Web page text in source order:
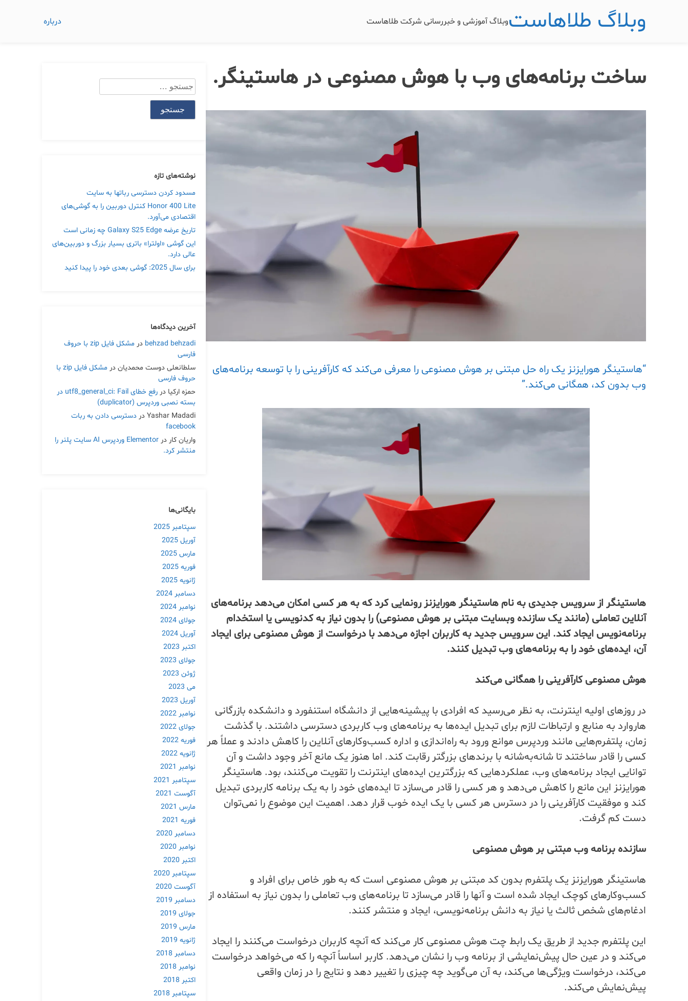
وبلاگ طلاهاستوبلاگ آموزشی و خبررسانی شرکت طلاهاست درباره
ساخت برنامه‌های وب با هوش مصنوعی در هاستینگر.
“هاستینگر هورایزنز یک راه حل مبتنی بر هوش مصنوعی را معرفی می‌کند که کارآفرینی را با توسعه برنامه‌های
وب بدون کد، همگانی می‌کند.”
هاستینگر از سرویس جدیدی به نام هاستینگر هورایزنز رونمایی کرد که به هر کسی امکان می‌دهد برنامه‌های
آنلاین تعاملی (مانند یک سازنده وبسایت مبتنی بر هوش مصنوعی) را بدون نیاز به کدنویسی یا استخدام
برنامه‌نویس ایجاد کند. این سرویس جدید به کاربران اجازه می‌دهد با درخواست از هوش مصنوعی برای ایجاد
آن، ایده‌های خود را به برنامه‌های وب تبدیل کنند.
هوش مصنوعی کارآفرینی را همگانی می‌کند
در روزهای اولیه اینترنت، به نظر می‌رسید که افرادی با پیشینه‌هایی از دانشگاه استنفورد و دانشکده بازرگانی
هاروارد به منابع و ارتباطات لازم برای تبدیل ایده‌ها به برنامه‌های وب کاربردی دسترسی داشتند. با گذشت
زمان، پلتفرم‌هایی مانند وردپرس موانع ورود به راه‌اندازی و اداره کسب‌وکارهای آنلاین را کاهش دادند و عملاً هر
کسی را قادر ساختند تا شانه‌به‌شانه با برندهای بزرگتر رقابت کند. اما هنوز یک مانع آخر وجود داشت و آن
توانایی ایجاد برنامه‌های وب، عملکردهایی که بزرگترین ایده‌های اینترنت را تقویت می‌کنند، بود. هاستینگر
هورایزنز این مانع را کاهش می‌دهد و هر کسی را قادر می‌سازد تا ایده‌های خود را به یک برنامه کاربردی تبدیل
کند و موفقیت کارآفرینی را در دسترس هر کسی با یک ایده خوب قرار دهد. اهمیت این موضوع را نمی‌توان
دست کم گرفت.
سازنده برنامه وب مبتنی بر هوش مصنوعی
هاستینگر هورایزنز یک پلتفرم بدون کد مبتنی بر هوش مصنوعی است که به طور خاص برای افراد و
کسب‌وکارهای کوچک ایجاد شده است و آنها را قادر می‌سازد تا برنامه‌های وب تعاملی را بدون نیاز به استفاده از
ادغام‌های شخص ثالث یا نیاز به دانش برنامه‌نویسی، ایجاد و منتشر کنند.
این پلتفرم جدید از طریق یک رابط چت هوش مصنوعی کار می‌کند که آنچه کاربران درخواست می‌کنند را ایجاد
می‌کند و در عین حال پیش‌نمایشی از برنامه وب را نشان می‌دهد. کاربر اساساً آنچه را که می‌خواهد درخواست
می‌کند، درخواست ویژگی‌ها می‌کند، به آن می‌گوید چه چیزی را تغییر دهد و نتایج را در زمان واقعی
پیش‌نمایش می‌کند.
جستجو
برای:
نوشته‌های تازه
مسدود کردن دسترسی رباتها به سایت
Honor 400 Lite کنترل دوربین را به گوشی‌های
اقتصادی می‌آورد.
تاریخ عرضه Galaxy S25 Edge چه زمانی است
این گوشی «اولترا» باتری بسیار بزرگ و دوربین‌های
عالی دارد.
برای سال 2025: گوشی بعدی خود را پیدا کنید
آخرین دیدگاه‌ها
behzad behzadi در
مشکل فایل zip با حروف
فارسی
سلطانعلی دوست محمدیان در
مشکل فایل zip با
حروف فارسی
حمزه ارکیا در
رفع خطای utf8_general_ci: Fail در
بسته نصبی وردپرس (duplicator)
Yashar Madadi در دسترسی دادن به ربات
facebook
واریان کار در
Elementor وردپرس AI سایت پلنر را
منتشر کرد.
بایگانی‌ها
سپتامبر 2025
آوریل 2025
مارس 2025
فوریه 2025
ژانویه 2025
دسامبر 2024
نوامبر 2024
جولای 2024
آوریل 2024
اکتبر 2023
جولای 2023
ژوئن 2023
می 2023
آوریل 2023
نوامبر 2022
جولای 2022
فوریه 2022
ژانویه 2022
نوامبر 2021
سپتامبر 2021
آگوست 2021
مارس 2021
فوریه 2021
دسامبر 2020
نوامبر 2020
اکتبر 2020
سپتامبر 2020
آگوست 2020
دسامبر 2019
جولای 2019
مارس 2019
ژانویه 2019
دسامبر 2018
نوامبر 2018
اکتبر 2018
سپتامبر 2018